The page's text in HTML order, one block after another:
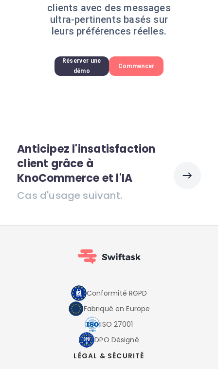
clients avec des messages
ultra-pertinents basés sur
leurs préférences réelles.
Réserver une
démo
Commencer
Anticipez l'insatisfaction
client grâce à
KnoCommerce et l'IA
Cas d'usage suivant.
Conformité RGPD
Fabriqué en Europe
ISO 27001
DPO Désigné
LÉGAL & SÉCURITÉ